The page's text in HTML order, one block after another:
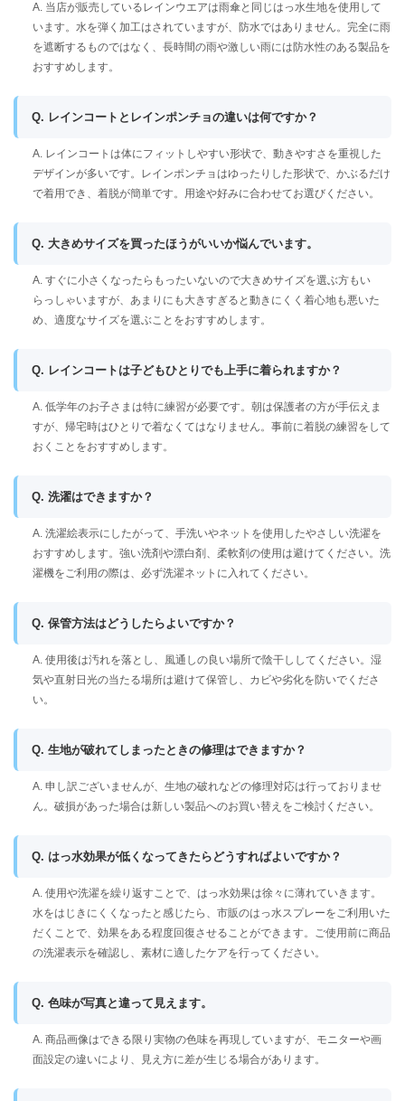
A. 当店が販売しているレインウエアは雨傘と同じはっ水生地を使用して
います。水を弾く加工はされていますが、防水ではありません。完全に雨
を遮断するものではなく、長時間の雨や激しい雨には防水性のある製品を
おすすめします。
Q. レインコートとレインポンチョの違いは何ですか？
A. レインコートは体にフィットしやすい形状で、動きやすさを重視した
デザインが多いです。レインポンチョはゆったりした形状で、かぶるだけ
で着用でき、着脱が簡単です。用途や好みに合わせてお選びください。
Q. 大きめサイズを買ったほうがいいか悩んでいます。
A. すぐに小さくなったらもったいないので大きめサイズを選ぶ方もい
らっしゃいますが、あまりにも大きすぎると動きにくく着心地も悪いた
め、適度なサイズを選ぶことをおすすめします。
Q. レインコートは子どもひとりでも上手に着られますか？
A. 低学年のお子さまは特に練習が必要です。朝は保護者の方が手伝えま
すが、帰宅時はひとりで着なくてはなりません。事前に着脱の練習をして
おくことをおすすめします。
Q. 洗濯はできますか？
A. 洗濯絵表示にしたがって、手洗いやネットを使用したやさしい洗濯を
おすすめします。強い洗剤や漂白剤、柔軟剤の使用は避けてください。洗
濯機をご利用の際は、必ず洗濯ネットに入れてください。
Q. 保管方法はどうしたらよいですか？
A. 使用後は汚れを落とし、風通しの良い場所で陰干ししてください。湿
気や直射日光の当たる場所は避けて保管し、カビや劣化を防いでくださ
い。
Q. 生地が破れてしまったときの修理はできますか？
A. 申し訳ございませんが、生地の破れなどの修理対応は行っておりませ
ん。破損があった場合は新しい製品へのお買い替えをご検討ください。
Q. はっ水効果が低くなってきたらどうすればよいですか？
A. 使用や洗濯を繰り返すことで、はっ水効果は徐々に薄れていきます。
水をはじきにくくなったと感じたら、市販のはっ水スプレーをご利用いた
だくことで、効果をある程度回復させることができます。ご使用前に商品
の洗濯表示を確認し、素材に適したケアを行ってください。
Q. 色味が写真と違って見えます。
A. 商品画像はできる限り実物の色味を再現していますが、モニターや画
面設定の違いにより、見え方に差が生じる場合があります。